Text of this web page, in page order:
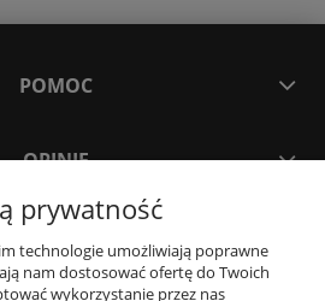
POMOC
OPINIE
KONTO
prywatność
technologie umożliwiają poprawne
nam dostosować ofertę do Twoich
wykorzystanie przez nas